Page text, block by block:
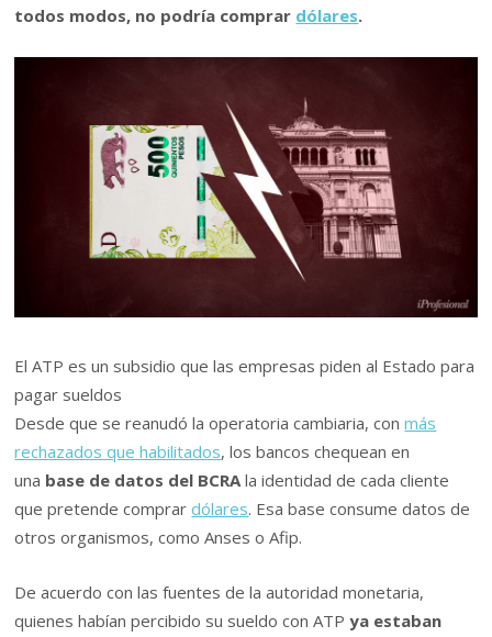
todos modos, no podría comprar dólares.
El ATP es un subsidio que las empresas piden al Estado para
pagar sueldos
Desde que se reanudó la operatoria cambiaria, conmás
rechazados que habilitados, los bancos chequean en
una base de datos del BCRA la identidad de cada cliente
que pretende comprardólares. Esa base consume datos de
otros organismos, como Anses o Afip.
De acuerdo con las fuentes de la autoridad monetaria,
quienes habían percibido su sueldo con ATPya estaban